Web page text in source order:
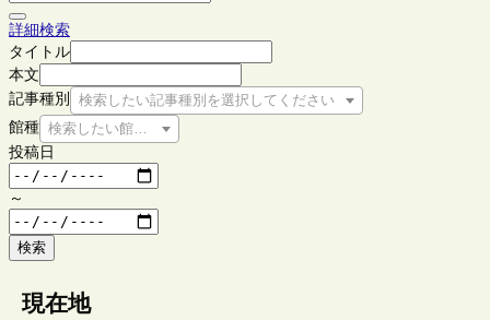
詳細検索
タイトル
本文
記事種別
検索したい記事種別を選択してください
館種 検索したい館種を選択してください
投稿日
～
検索
現在地